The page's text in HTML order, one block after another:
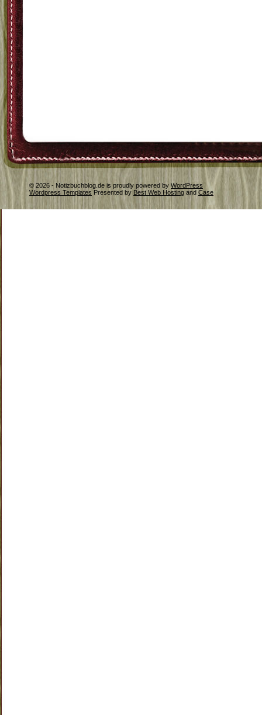
© 2026 - Notizbuchblog.de is proudly powered by WordPress
Wordpress Templates Presented by Best Web Hosting and Case